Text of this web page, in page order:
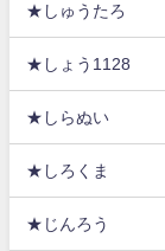
★しゅうたろ
★しょう1128
★しらぬい
★しろくま
★じんろう